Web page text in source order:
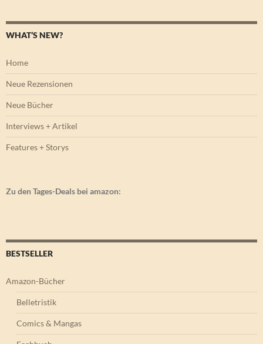
WHAT’S NEW?
Home
Neue Rezensionen
Neue Bücher
Interviews + Artikel
Features + Storys
Zu den Tages-Deals bei amazon:
BESTSELLER
Amazon-Bücher
Belletristik
Comics & Mangas